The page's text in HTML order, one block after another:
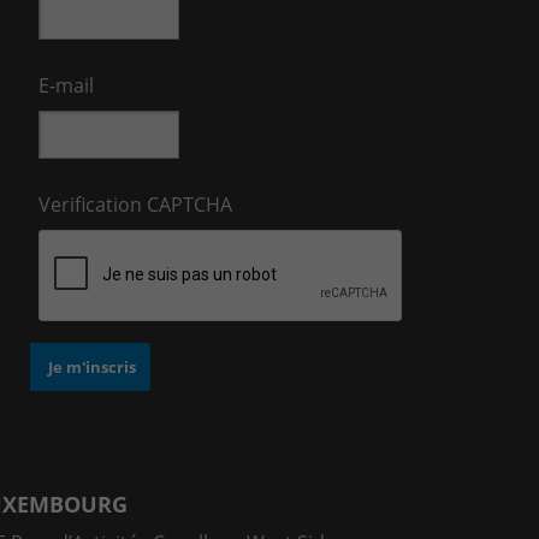
E-mail
Verification CAPTCHA